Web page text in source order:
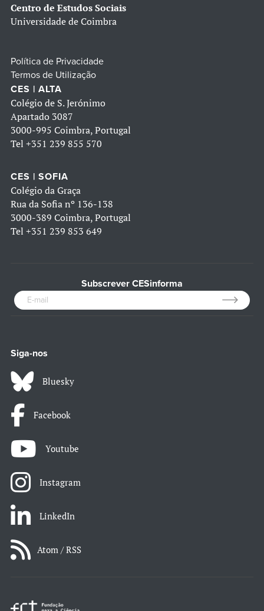
Centro de Estudos Sociais
Universidade de Coimbra
Política de Privacidade
Termos de Utilização
CES | ALTA
Colégio de S. Jerónimo
Apartado 3087
3000-995 Coimbra, Portugal
Tel +351 239 855 570
CES | SOFIA
Colégio da Graça
Rua da Sofia nº 136-138
3000-389 Coimbra, Portugal
Tel +351 239 853 649
Subscrever CESinforma
Siga-nos
Bluesky
Facebook
Youtube
Instagram
LinkedIn
Atom / RSS